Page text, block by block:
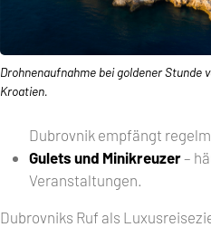
Drohnenaufnahme bei goldener Stunde
Kroatien.
Dubrovnik empfängt
Gulets und Minikreuzer–
Veranstaltungen.
Dubrovniks Ruf als